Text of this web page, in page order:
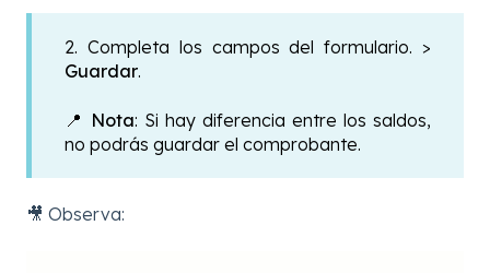
2. Completa los campos del formulario. >
Guardar.
📍 Nota: Si hay diferencia entre los saldos,
no podrás guardar el comprobante.
🎥 Observa: